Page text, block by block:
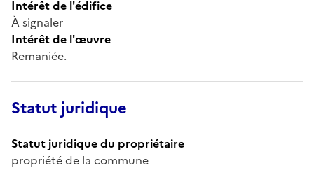
Intérêt de l'édifice
À signaler
Intérêt de l'œuvre
Remaniée.
Statut juridique
Statut juridique du propriétaire
propriété de la commune